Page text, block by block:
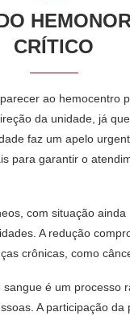
CRÍTICO
ao hemocentro
da unidade, já
faz um apelo
para garantir o
com situação
A redução
crônicas, como
é um processo
A participação